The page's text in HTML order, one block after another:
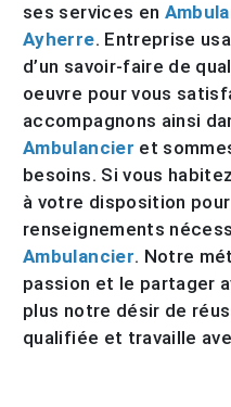
ses services en
Ayherre. Entreprise
d’un savoir-faire de
oeuvre pour vous
accompagnons ainsi
Ambulancier et
besoins. Si vous
à votre disposition
renseignements
Ambulancier. Notre
passion et le partager
plus notre désir de
qualifiée et travaille